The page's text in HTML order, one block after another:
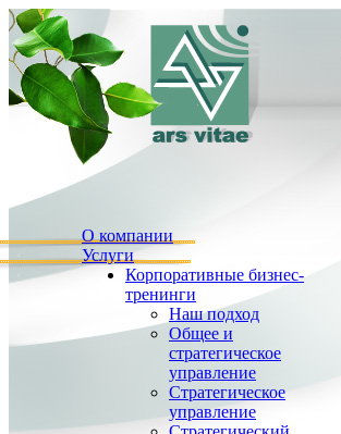
О компании
Услуги
Корпоративные бизнес-
тренинги
Наш подход
Общее и
стратегическое
управление
Стратегическое
управление